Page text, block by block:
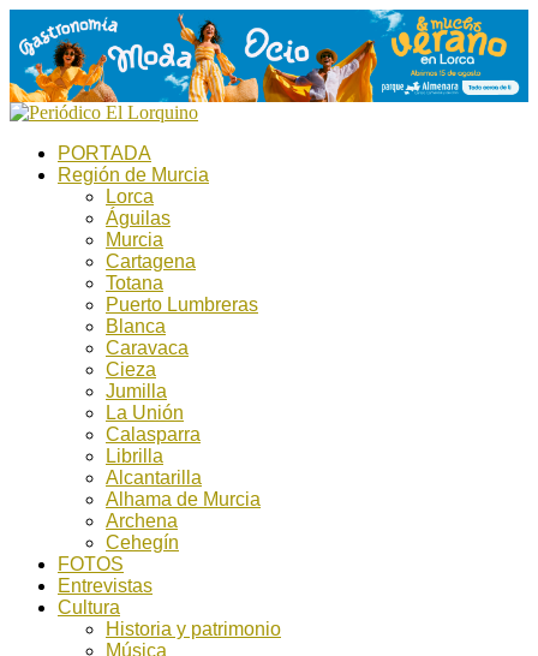
PORTADA
Región de Murcia
Lorca
Águilas
Murcia
Cartagena
Totana
Puerto Lumbreras
Blanca
Caravaca
Cieza
Jumilla
La Unión
Calasparra
Librilla
Alcantarilla
Alhama de Murcia
Archena
Cehegín
FOTOS
Entrevistas
Cultura
Historia y patrimonio
Música